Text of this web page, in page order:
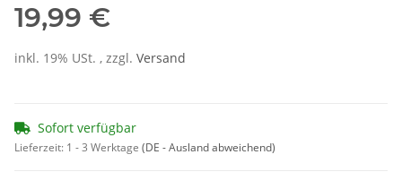
19,99 €
inkl. 19% USt. , zzgl. Versand
Sofort verfügbar
Lieferzeit: 1 - 3 Werktage (DE - Ausland abweichend)